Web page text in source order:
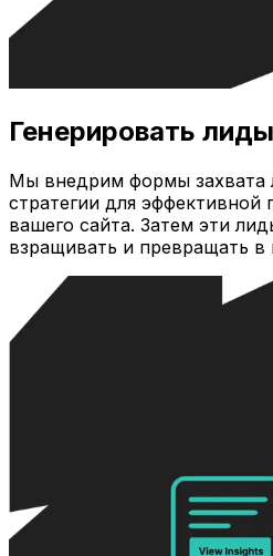
Генерировать лиды
Мы внедрим формы захвата
стратегии для эффективной
вашего сайта. Затем эти
взращивать и превращать в